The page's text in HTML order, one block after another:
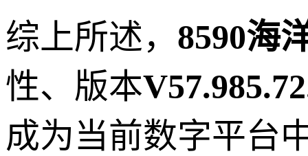
综上所述， 8590海
性、版本
成为当前数字平台